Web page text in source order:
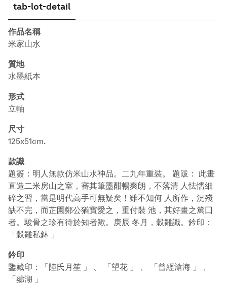
tab-lot-detail
作品名稱
米家山水
質地
水墨紙本
形式
立軸
尺寸
125x51cm.
款識
題簽：明人無款仿米山水神品。二九年重裝。 題跋： 此畫
直造二米房山之室，審其筆墨酣暢爽朗，不落清 人怯懦細
碎之習，當是明代高手可無疑矣！雖不知何 人所作，況殘
缺不完，而芷園鄭公猶寶愛之，重付裝 池，其好畫之篤囗
者。駿骨之珍有待於知者歟。庚辰 冬月，穀雛識。鈐印：
「穀雛私鈢 」
鈐印
鑒藏印：「陸氏月笙 」 、 「望花 」 、 「曾經滄海 」 、
「薌湖 」